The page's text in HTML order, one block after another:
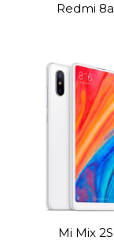
Redmi 8а
Mi Mix 2S